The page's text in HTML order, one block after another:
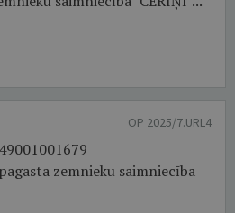
OP 2025/7.URL4
zemnieku saimniecība